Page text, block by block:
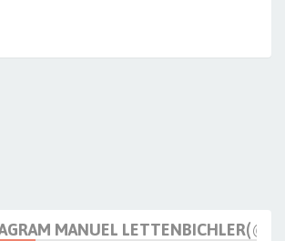
MANUEL